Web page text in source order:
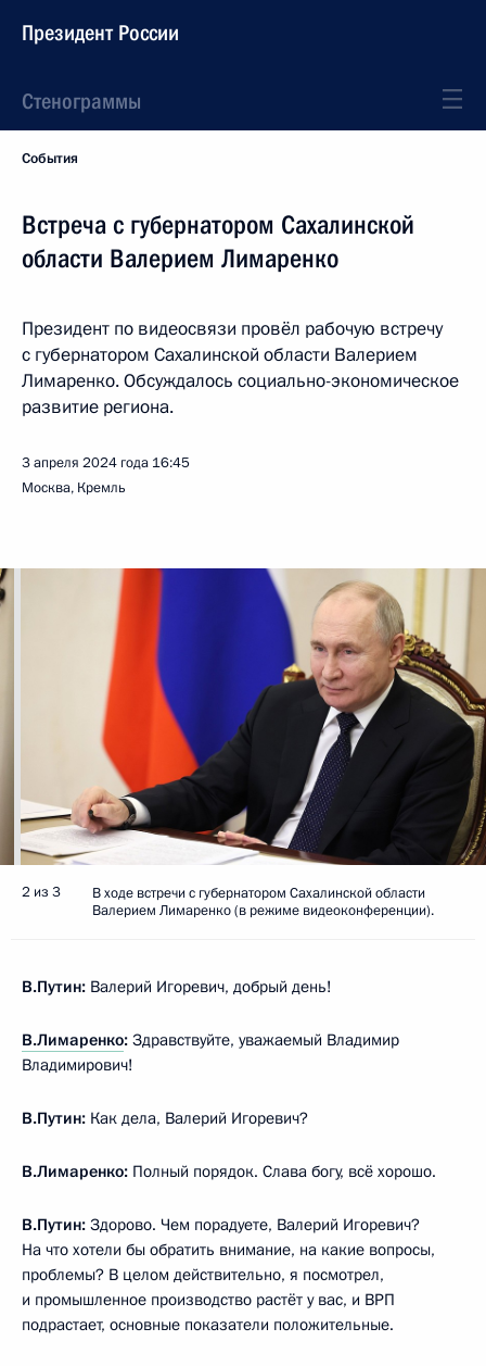
Президент России
Стенограммы
События
Встреча с губернатором Сахалинской
области Валерием Лимаренко
Президент по видеосвязи провёл рабочую встречу
с губернатором Сахалинской области Валерием
Лимаренко. Обсуждалось социально-экономическое
развитие региона.
3 апреля 2024 года 16:45
Москва, Кремль
2 из 3
В ходе встречи с губернатором Сахалинской области
Валерием Лимаренко (в режиме видеоконференции).
В.Путин: Валерий Игоревич, добрый день!
В.Лимаренко: Здравствуйте, уважаемый Владимир
Владимирович!
В.Путин: Как дела, Валерий Игоревич?
В.Лимаренко: Полный порядок. Слава богу, всё хорошо.
В.Путин: Здорово. Чем порадуете, Валерий Игоревич?
На что хотели бы обратить внимание, на какие вопросы,
проблемы? В целом действительно, я посмотрел,
и промышленное производство растёт у вас, и ВРП
подрастает, основные показатели положительные.